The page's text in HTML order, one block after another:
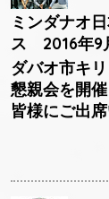
ミンダナオ
ス 2016年9
ダバオ市キ
懇親会を開
皆様にご出